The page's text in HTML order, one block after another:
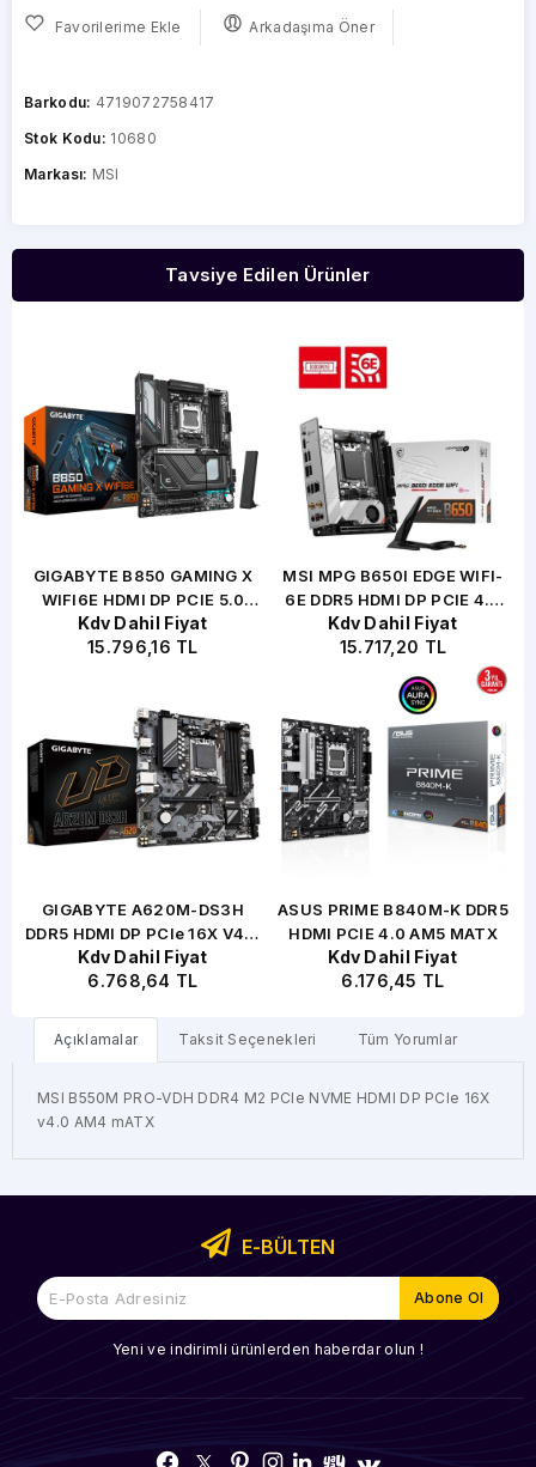
Favorilerime Ekle Arkadaşıma Öner
Barkodu: 4719072758417
Stok Kodu: 10680
Markası: MSI
Tavsiye Edilen Ürünler
GIGABYTE B850 GAMING X
WIFI6E HDMI DP PCIE 5.0
AM5 ATX
Kdv Dahil Fiyat
15.796,16 TL
GIGABYTE A620M-DS3H
DDR5 HDMI DP PCIe 16X V4.0
AM5 MATX
Kdv Dahil Fiyat
6.768,64 TL
MSI MPG B650I EDGE WIFI-
6E DDR5 HDMI DP PCIE 4.0
AM5 MITX
Kdv Dahil Fiyat
15.717,20 TL
ASUS PRIME B840M-K DDR5
HDMI PCIE 4.0 AM5 MATX
Kdv Dahil Fiyat
6.176,45 TL
Açıklamalar Taksit Seçenekleri Tüm Yorumlar
MSI B550M PRO-VDH DDR4 M2 PCIe NVME HDMI DP PCIe 16X
v4.0 AM4 mATX
E-BÜLTEN
Yeni ve indirimli ürünlerden haberdar olun !